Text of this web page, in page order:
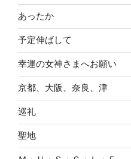
あったか
予定伸ばして
幸運の女神さまへお願い
京都、大阪、奈良、津
巡礼
聖地